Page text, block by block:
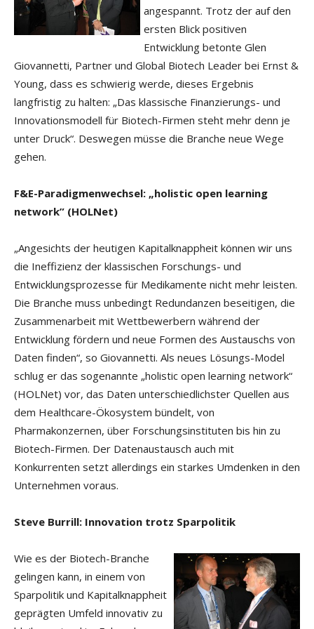
angespannt. Trotz der auf den
ersten Blick positiven
Entwicklung betonte Glen
Giovannetti, Partner und Global Biotech Leader bei Ernst &
Young, dass es schwierig werde, dieses Ergebnis
langfristig zu halten: „Das klassische Finanzierungs- und
Innovationsmodell für Biotech-Firmen steht mehr denn je
unter Druck“. Deswegen müsse die Branche neue Wege
gehen.
F&E-Paradigmenwechsel: „holistic open learning
network” (HOLNet)
„Angesichts der heutigen Kapitalknappheit können wir uns
die Ineffizienz der klassischen Forschungs- und
Entwicklungsprozesse für Medikamente nicht mehr leisten.
Die Branche muss unbedingt Redundanzen beseitigen, die
Zusammenarbeit mit Wettbewerbern während der
Entwicklung fördern und neue Formen des Austauschs von
Daten finden“, so Giovannetti. Als neues Lösungs-Model
schlug er das sogenannte „holistic open learning network“
(HOLNet) vor, das Daten unterschiedlichster Quellen aus
dem Healthcare-Ökosystem bündelt, von
Pharmakonzernen, über Forschungsinstituten bis hin zu
Biotech-Firmen. Der Datenaustausch auch mit
Konkurrenten setzt allerdings ein starkes Umdenken in den
Unternehmen voraus.
Steve Burrill: Innovation trotz Sparpolitik
Wie es der Biotech-Branche
gelingen kann, in einem von
Sparpolitik und Kapitalknappheit
geprägten Umfeld innovativ zu